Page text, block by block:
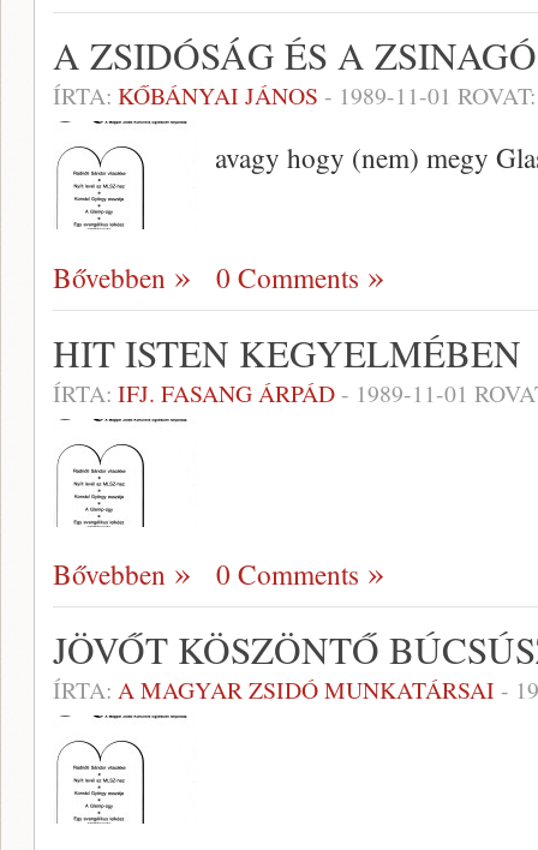
A ZSIDÓSÁG ÉS A
ÍRTA: KŐBÁNYAI JÁNOS - 1989-11-01
avagy hogy (nem) megy
Bővebben 0 Comments
HIT ISTEN KEGYELMÉBEN
ÍRTA: IFJ. FASANG ÁRPÁD- 1989-11-01
Bővebben 0 Comments
JÖVŐT KÖSZÖNTŐ
ÍRTA: A MAGYAR ZSIDÓ MUNKATÁRSAI -